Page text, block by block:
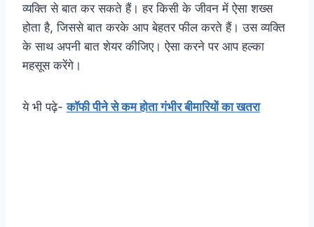
व्यक्ति से बात कर सकते हैं। हर किसी के जीवन में ऐसा शख्स
होता है, जिससे बात करके आप बेहतर फील करते हैं। उस व्यक्ति
के साथ अपनी बात शेयर कीजिए। ऐसा करने पर आप हल्का
महसूस करेंगे।
ये भी पढ़े-कॉफी पीने से कम होता गंभीर बीमारियों का खतरा